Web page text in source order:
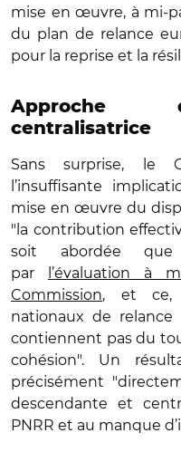
mise en œuvre, à mi-
du plan de relance
pour la reprise et la
Approche
centralisatrice
Sans surprise, le
l’insuffisante
mise en œuvre du
"la contribution
soit abordée que
par
l’évaluation à
Commission, et ce,
nationaux de relance
contiennent pas du
cohésion". Un
précisément
descendante et
PNRR et au manque